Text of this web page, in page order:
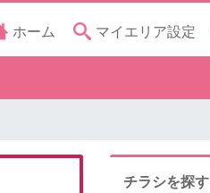
ホーム マイエリア設定
チラシを探す